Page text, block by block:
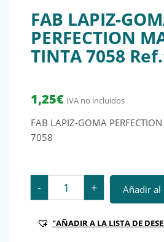
FAB LAPIZ-
PERFECTION
TINTA 7058
1,25€ IVA no incluidos
FAB LAPIZ-GOMA
7058
- FAB LAPIZ-GOMA
+ Añadir al
"AÑADIR A LA LISTA DE